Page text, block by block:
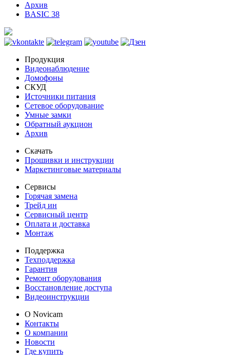
Архив
BASIC 38
Продукция
Видеонаблюдение
Домофоны
СКУД
Источники питания
Сетевое оборудование
Умные замки
Обратный аукцион
Архив
Скачать
Прошивки и инструкции
Маркетинговые материалы
Сервисы
Горячая замена
Трейд ин
Сервисный центр
Оплата и доставка
Монтаж
Поддержка
Техподдержка
Гарантия
Ремонт оборудования
Восстановление доступа
Видеоинструкции
О Novicam
Контакты
О компании
Новости
Где купить